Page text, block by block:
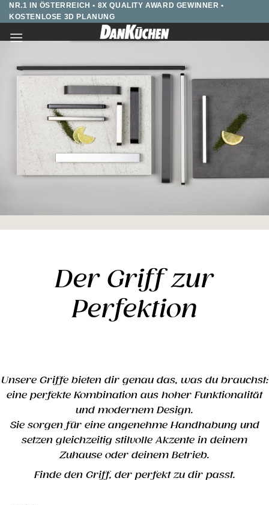
Zum
Inhalt
springen
NR.1 IN ÖSTERREICH • 8X QUALITY AWARD GEWINNER •
KOSTENLOSE 3D PLANUNG
Der Griff zur
Perfektion
Unsere Griffe bieten dir genau das, was du brauchst:
eine perfekte Kombination aus hoher Funktionalität
und modernem Design.
Sie sorgen für eine angenehme Handhabung und
setzen gleichzeitig stilvolle Akzente in deinem
Zuhause oder deinem Betrieb.
Finde den Griff, der perfekt zu dir passt.